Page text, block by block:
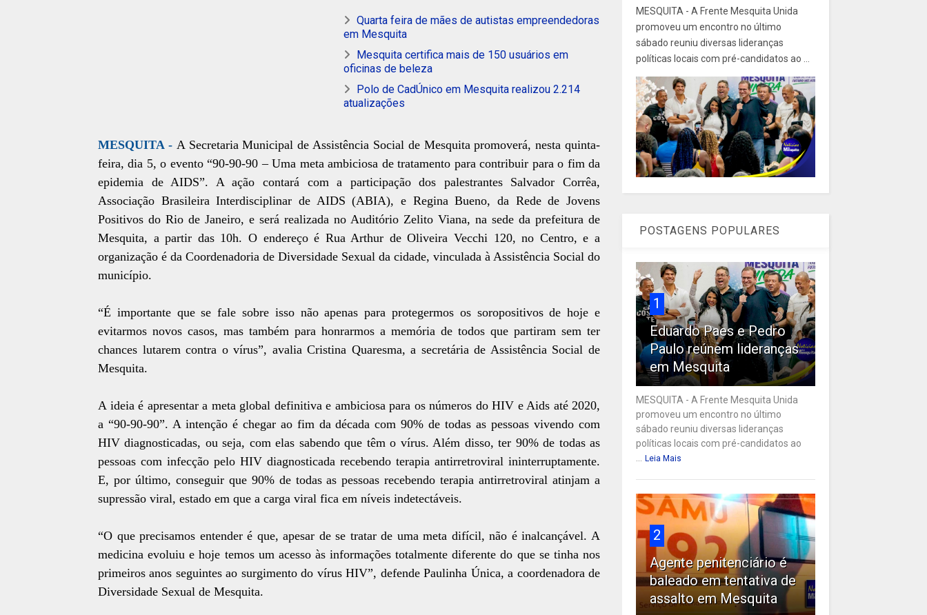
Quarta feira de mães de autistas empreendedoras
em Mesquita
Mesquita certifica mais de 150 usuários em
oficinas de beleza
Polo de CadÚnico em Mesquita realizou 2.214
atualizações
MESQUITA - A Secretaria Municipal de Assistência Social de Mesquita promoverá, nesta quinta-
feira, dia 5, o evento “90-90-90 – Uma meta ambiciosa de tratamento para contribuir para o fim da
epidemia de AIDS”. A ação contará com a participação dos palestrantes Salvador Corrêa,
Associação Brasileira Interdisciplinar de AIDS (ABIA), e Regina Bueno, da Rede de Jovens
Positivos do Rio de Janeiro, e será realizada no Auditório Zelito Viana, na sede da prefeitura de
Mesquita, a partir das 10h. O endereço é Rua Arthur de Oliveira Vecchi 120, no Centro, e a
organização é da Coordenadoria de Diversidade Sexual da cidade, vinculada à Assistência Social do
município.
“É importante que se fale sobre isso não apenas para protegermos os soropositivos de hoje e
evitarmos novos casos, mas também para honrarmos a memória de todos que partiram sem ter
chances lutarem contra o vírus”, avalia Cristina Quaresma, a secretária de Assistência Social de
Mesquita.
A ideia é apresentar a meta global definitiva e ambiciosa para os números do HIV e Aids até 2020,
a “90-90-90”. A intenção é chegar ao fim da década com 90% de todas as pessoas vivendo com
HIV diagnosticadas, ou seja, com elas sabendo que têm o vírus. Além disso, ter 90% de todas as
pessoas com infecção pelo HIV diagnosticada recebendo terapia antirretroviral ininterruptamente.
E, por último, conseguir que 90% de todas as pessoas recebendo terapia antirretroviral atinjam a
supressão viral, estado em que a carga viral fica em níveis indetectáveis.
“O que precisamos entender é que, apesar de se tratar de uma meta difícil, não é inalcançável. A
medicina evoluiu e hoje temos um acesso às informações totalmente diferente do que se tinha nos
primeiros anos seguintes ao surgimento do vírus HIV”, defende Paulinha Única, a coordenadora de
Diversidade Sexual de Mesquita.
MESQUITA - A Frente Mesquita Unida
promoveu um encontro no último
sábado reuniu diversas lideranças
políticas locais com pré-candidatos ao ...
POSTAGENS POPULARES
1
Eduardo Paes e Pedro
Paulo reúnem lideranças
em Mesquita
MESQUITA - A Frente Mesquita Unida
promoveu um encontro no último
sábado reuniu diversas lideranças
políticas locais com pré-candidatos ao
... Leia Mais
2
Agente penitenciário é
baleado em tentativa de
assalto em Mesquita